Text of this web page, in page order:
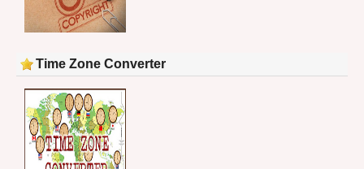
Time Zone Converter